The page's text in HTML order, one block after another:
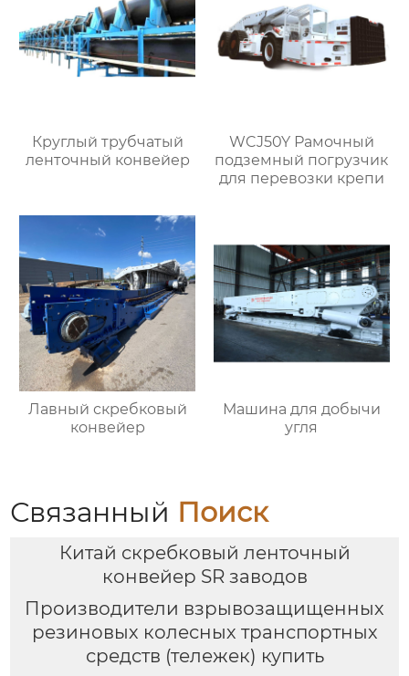
Круглый трубчатый
ленточный конвейер
WCJ50Y Рамочный
подземный погрузчик
для перевозки крепи
Лавный скребковый
конвейер
Машина для добычи
угля
Связанный Поиск
Китай скребковый ленточный
конвейер SR заводов
Производители взрывозащищенных
резиновых колесных транспортных
средств (тележек) купить